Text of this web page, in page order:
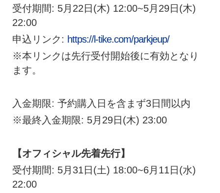
受付期間: 5月22日(木) 12:00~5月29日(木)
22:00
申込リンク: https://l-tike.com/parkjeup/
※本リンクは先行受付開始後に有効となり
ます。
入金期限: 予約購入日を含まず3日間以内
※最終入金期限: 5月29日(木) 23:00
【オフィシャル先着先行】
受付期間: 5月31日(土) 18:00~6月11日(水)
22:00